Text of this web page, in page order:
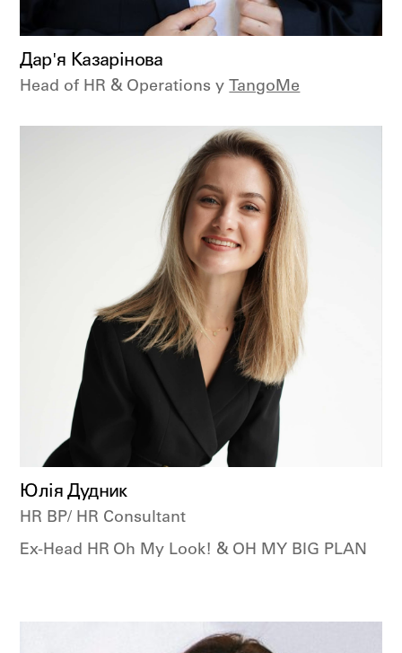
Дар'я Казарінова
Head of HR & Operations у TangoMe
Юлія Дудник
HR BP/ HR Consultant
Ex-Head HR Oh My Look! & OH MY BIG PLAN